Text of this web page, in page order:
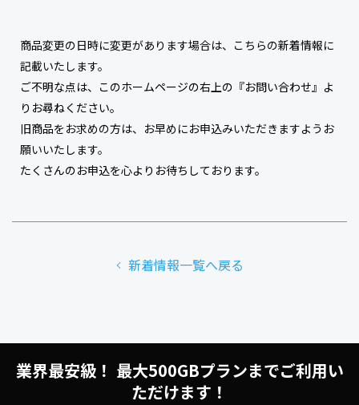
商品変更の日時に変更があります場合は、こちらの新着情報に
記載いたします。
ご不明な点は、このホームページの右上の『お問い合わせ』よ
りお尋ねください。
旧商品をお求めの方は、お早めにお申込みいただきますようお
願いいたします。
たくさんのお申込を心よりお待ちしております。
新着情報一覧へ戻る
業界最安級！ 最大500GBプランまでご利用い
ただけます！